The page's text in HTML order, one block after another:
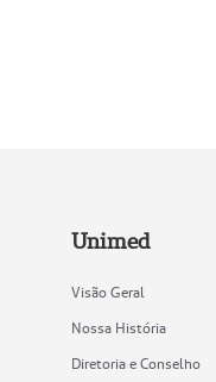
Unimed
Visão Geral
Nossa História
Diretoria e Conselho